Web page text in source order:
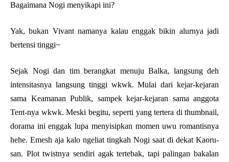
Bagaimana Nogi menyikapi ini?
Yak, bukan Vivant namanya kalau enggak bikin alurnya jadi
bertensi tinggi~
Sejak Nogi dan tim berangkat menuju Balka, langsung deh
intensitasnya langsung tinggi wkwk. Mulai dari kejar-kejaran
sama Keamanan Publik, sampek kejar-kejaran sama anggota
Tent-nya wkwk. Meski begitu, seperti yang tertera di thumbnail,
dorama ini enggak lupa menyisipkan momen uwu romantisnya
hehe. Emesh aja kalo ngeliat tingkah Nogi saat di dekat Kaoru-
san. Plot twistnya sendiri agak tertebak, tapi palingan bakalan